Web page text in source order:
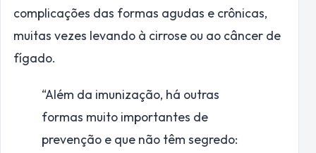
complicações das formas agudas e crônicas,
muitas vezes levando à cirrose ou ao câncer de
fígado.
“Além da imunização, há outras
formas muito importantes de
prevenção e que não têm segredo: